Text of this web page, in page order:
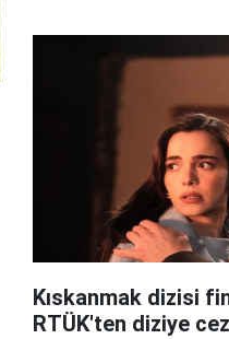
Kıskanmak dizisi
RTÜK'ten diziye